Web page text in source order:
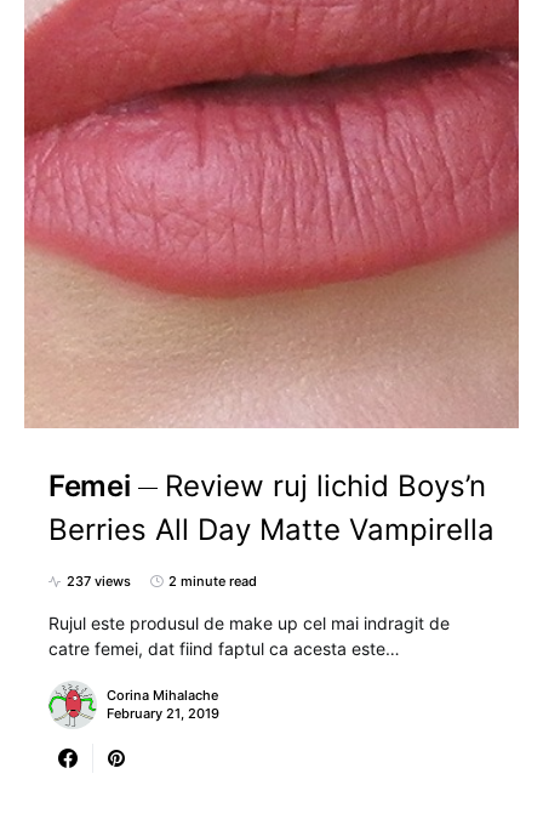
Femei
Review ruj lichid Boys’n
Berries All Day Matte Vampirella
237 views 2 minute read
Rujul este produsul de make up cel mai indragit de
catre femei, dat fiind faptul ca acesta este…
Corina Mihalache
February 21, 2019